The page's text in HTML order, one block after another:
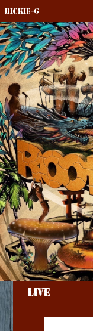
Rickie-G
LIVE